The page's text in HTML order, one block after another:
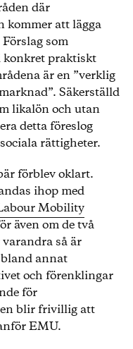
där
kommer att lägga
som
konkret praktiskt
är en ”verklig
Säkerställd
likalön och utan
detta föreslog
rättigheter.
förblev oklart.
ihop med
Mobility
även om de två
så är
annat
och förenklingar
för
blir frivillig att
EMU.